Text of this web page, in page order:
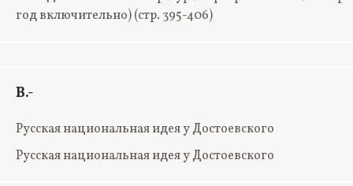
год включительно)(стр. 395-406)
В.-
Русская национальная идея у Достоевского
Русская национальная идея у Достоевского